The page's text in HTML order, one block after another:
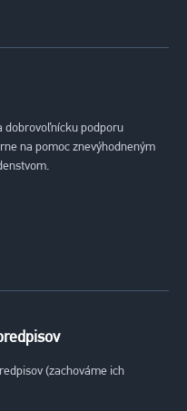
dobrovoľnícku podporu
na pomoc znevýhodneným
(zachováme ich